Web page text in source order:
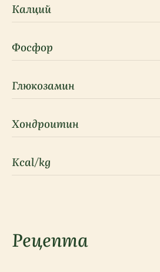
Калций
Фосфор
Глюкозамин
Хондроитин
Kcal/kg
Рецепта